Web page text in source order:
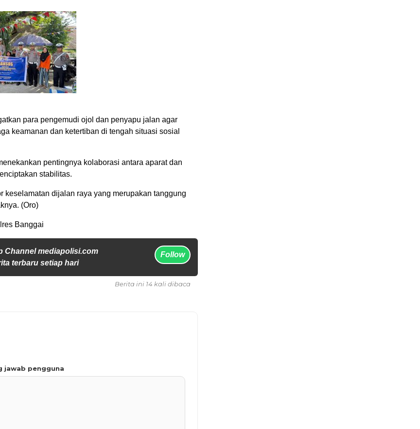
para pengemudi ojol dan penyapu jalan agar
keamanan dan ketertiban di tengah situasi sosial
pentingnya kolaborasi antara aparat dan
stabilitas.
keselamatan dijalan raya yang merupakan tanggung
(Oro)
Banggai
Channel mediapolisi.com
terbaru setiap hari
Follow
Berita ini 14 kali dibaca
jawab pengguna